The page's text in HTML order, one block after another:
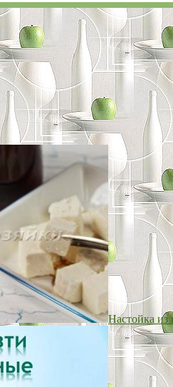
Настойка из